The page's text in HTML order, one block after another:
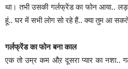
था। तभी उसकी गर्लफ्रेंड का फोन आया..
हूं.. घर में सभी लोग सो रहे हैं.. क्या तुम आ सकते
गर्लफ्रेंड का फोन बना काल
एक तो उम्र कम औऱ दूसरा प्यार का नशा..